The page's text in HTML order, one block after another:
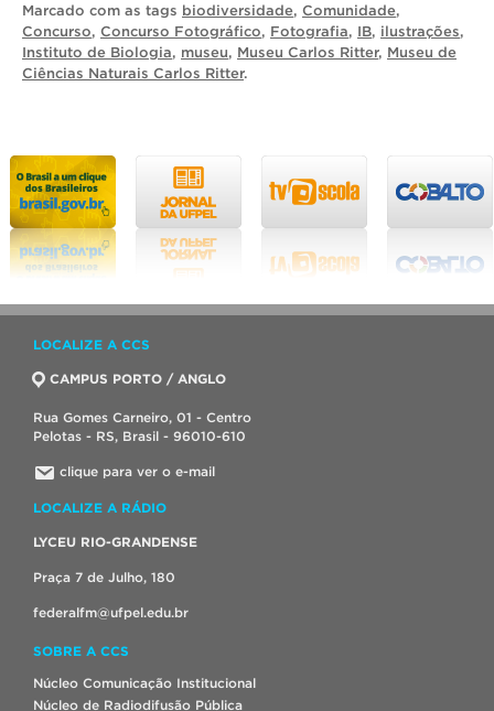
Marcado com as tags biodiversidade, Comunidade,
Concurso, Concurso Fotográfico, Fotografia, IB, ilustrações,
Instituto de Biologia, museu, Museu Carlos Ritter, Museu de
Ciências Naturais Carlos Ritter.
LOCALIZE A CCS
CAMPUS PORTO / ANGLO
Rua Gomes Carneiro, 01 - Centro
Pelotas - RS, Brasil - 96010-610
clique para ver o e-mail
LOCALIZE A RÁDIO
LYCEU RIO-GRANDENSE
Praça 7 de Julho, 180
federalfm@ufpel.edu.br
SOBRE A CCS
Núcleo Comunicação Institucional
Núcleo de Radiodifusão Pública